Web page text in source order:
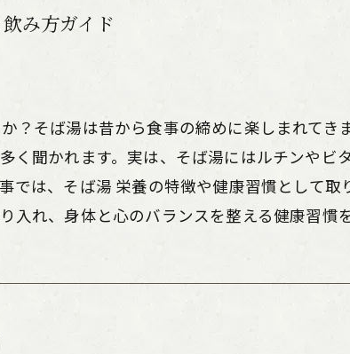
み方ガイド
？そば湯は昔から食事の締めに楽しまれてき
く聞かれます。実は、そば湯にはルチンや
では、そば湯 栄養の特徴や健康習慣として
れ、身体と心のバランスを整える健康習慣